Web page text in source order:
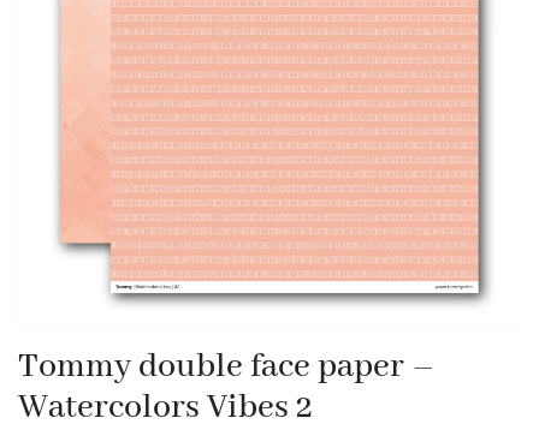
Tommy double face paper –
Watercolors Vibes 2